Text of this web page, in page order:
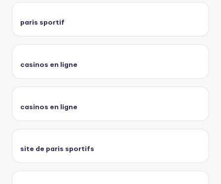
paris sportif
casinos en ligne
casinos en ligne
site de paris sportifs